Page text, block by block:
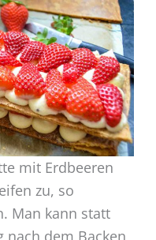
mit Erdbeeren
zu, so
Man kann statt
nach dem Backen